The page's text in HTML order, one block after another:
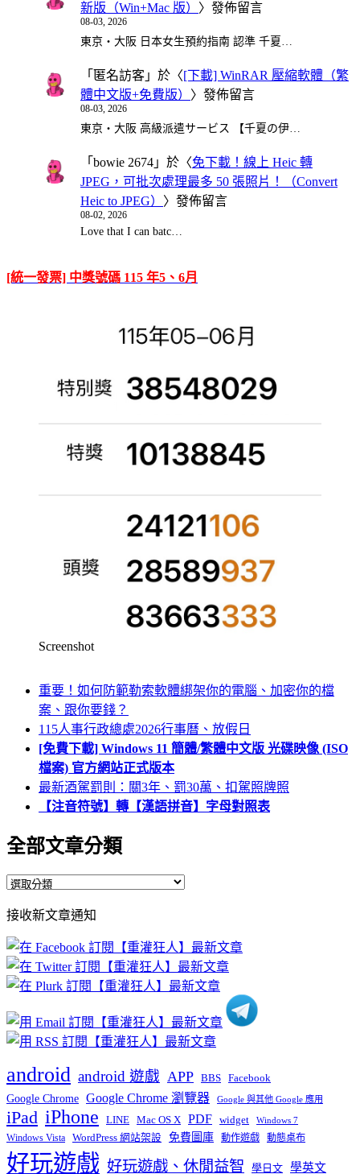
新版（Win+Mac 版） 〉發佈留言
08-03, 2026
東京・大阪 日本女生預約指南 認準 千夏…
「 匿名訪客 」於〈[下載] WinRAR 壓縮軟體（繁
體中文版+免費版） 〉發佈留言
08-03, 2026
東京・大阪 高級派遣サービス 【千夏の伊…
「 bowie 2674 」於〈免下載！線上 Heic 轉
JPEG，可批次處理最多 50 張照片！（Convert
Heic to JPEG） 〉發佈留言
08-02, 2026
Love that I can batc…
[統一發票] 中獎號碼 115 年5、6月
Screenshot
重要！如何防範勒索軟體綁架你的電腦、加密你的檔
案、跟你要錢？
115人事行政總處2026行事曆、放假日
[免費下載] Windows 11 簡體/繁體中文版 光碟映像 (ISO
檔案) 官方網站正式版本
最新酒駕罰則：關3年、罰30萬、扣駕照牌照
【注音符號】轉【漢語拼音】字母對照表
全部文章分類
全
文
章
分
類
接收新文章通知
android android 遊戲 APP BBS Facebook
Google Chrome Google Chrome 瀏覽器 Google 與其他 Google 應用
iPad iPhone LINE Mac OS X PDF widget Windows 7
Windows Vista WordPress 網站架設 免費圖庫 動作遊戲 動態桌布
好玩遊戲 好玩遊戲、休閒益智 學日文 學英文